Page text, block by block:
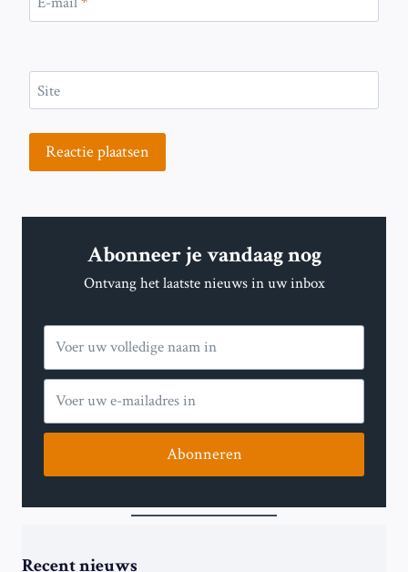
Site
Abonneer je vandaag nog
Ontvang het laatste nieuws in uw inbox
Abonneren
Recent nieuws